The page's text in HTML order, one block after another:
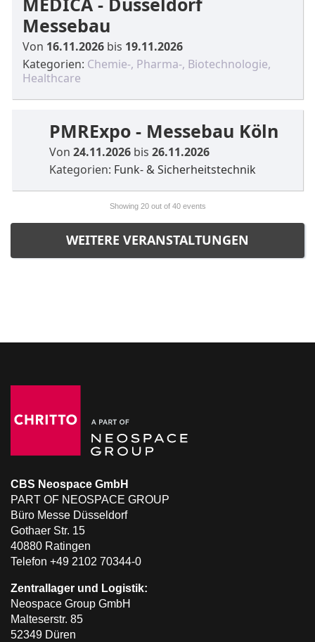
Messebau
Von 16.11.2026 bis 19.11.2026
Kategorien: Chemie-, Pharma-, Biotechnologie,
Healthcare
PMRExpo - Messebau Köln
Von24.11.2026 bis26.11.2026
Kategorien: Funk- & Sicherheitstechnik
Showing 20out of 40 events
WEITERE VERANSTALTUNGEN
CBS Neospace GmbH
PART OF NEOSPACE GROUP
Büro Messe Düsseldorf
Gothaer Str. 15
40880 Ratingen
Telefon +49 2102 70344-0
Zentrallager und Logistik:
Neospace Group GmbH
Malteserstr. 85
52349 Düren